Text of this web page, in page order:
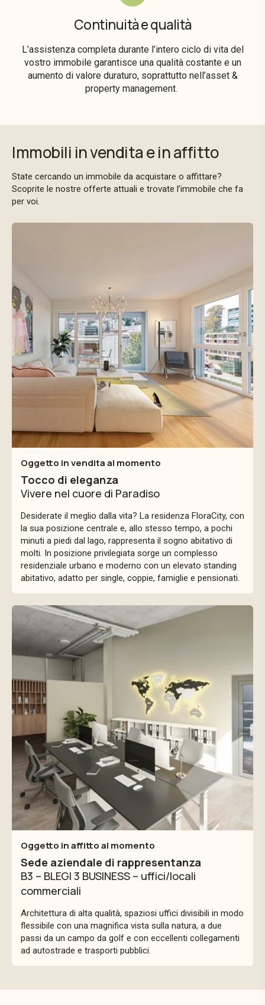
Continuità e qualità
L’assistenza completa durante l’intero ciclo di vita del
vostro immobile garantisce una qualità costante e un
aumento di valore duraturo, soprattutto nell’asset &
property management.
Immobili in vendita e in affitto
State cercando un immobile da acquistare o affittare?
Scoprite le nostre offerte attuali e trovate l’immobile che fa
per voi.
Oggetto in vendita al momento
Tocco di eleganza
Vivere nel cuore di Paradiso
Desiderate il meglio dalla vita? La residenza FloraCity, con
la sua posizione centrale e, allo stesso tempo, a pochi
minuti a piedi dal lago, rappresenta il sogno abitativo di
molti. In posizione privilegiata sorge un complesso
residenziale urbano e moderno con un elevato standing
abitativo, adatto per single, coppie, famiglie e pensionati.
Oggetto in affitto al momento
Sede aziendale di rappresentanza
B3 – BLEGI 3 BUSINESS – uffici/locali
commerciali
Architettura di alta qualità, spaziosi uffici divisibili in modo
flessibile con una magnifica vista sulla natura, a due
passi da un campo da golf e con eccellenti collegamenti
ad autostrade e trasporti pubblici.